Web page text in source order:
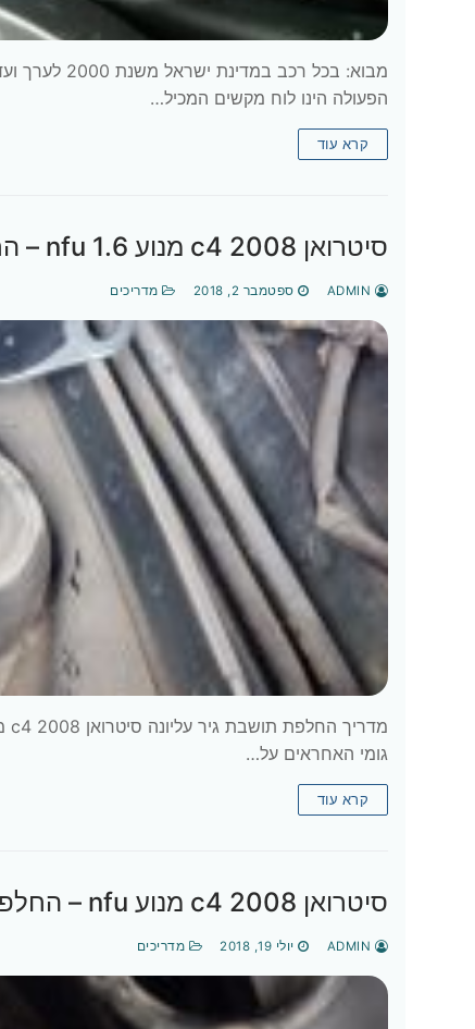
הפעולה הינו לוח מקשים המכיל…
קרא עוד
סיטרואן c4 2008 מנוע 1.6 nfu – החלפת תושבת גיר עליונה
ספטמבר 2, 2018 מדריכים
גומי האחראים על…
קרא עוד
סיטרואן c4 2008 מנוע nfu – החלפת פילטר דלק
יולי 19, 2018 מדריכים